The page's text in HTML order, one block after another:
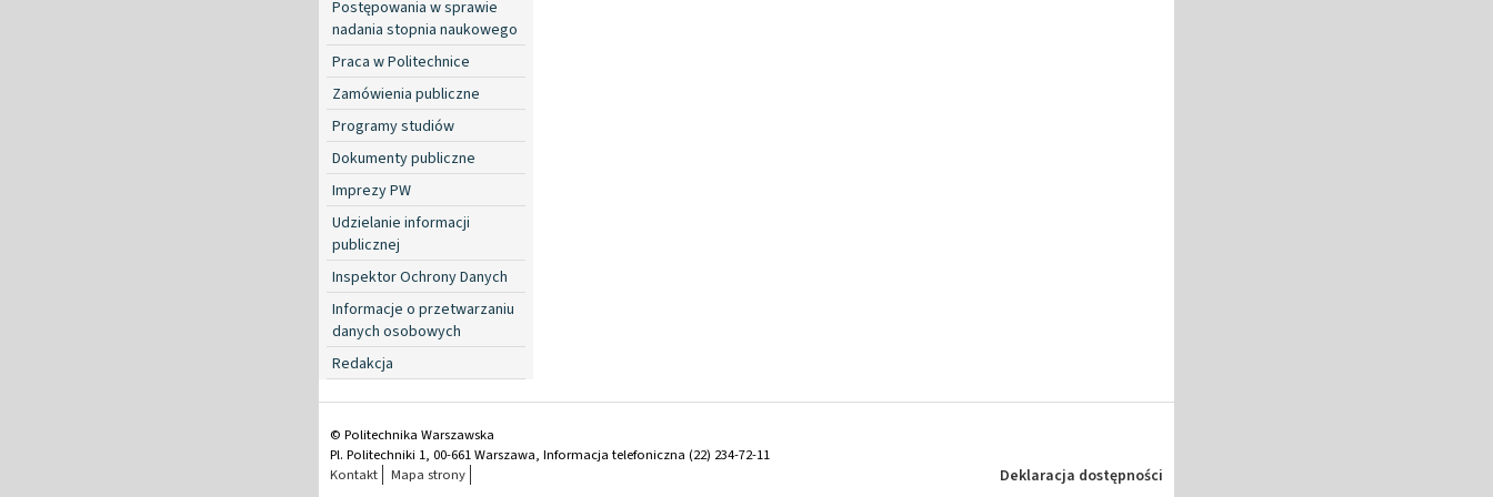
Postępowania w sprawie
nadania stopnia naukowego
Praca w Politechnice
Zamówienia publiczne
Programy studiów
Dokumenty publiczne
Imprezy PW
Udzielanie informacji
publicznej
Inspektor Ochrony Danych
Informacje o przetwarzaniu
danych osobowych
Redakcja
© Politechnika Warszawska
Pl. Politechniki 1, 00-661 Warszawa, Informacja telefoniczna (22) 234-72-11
Kontakt
Mapa strony Deklaracja dostępności